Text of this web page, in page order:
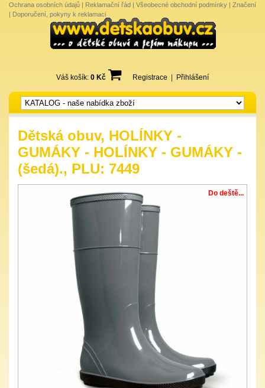
Ochrana osobních údajů | Reklamační řád | Všeobecné obchodní podmínky | Značení
| Doporučení, pokyny k reklamaci
Váš košík: 0 Kč Registrace Přihlášení
Dětská obuv, HOLÍNKY -
GUMÁKY - HOLÍNKY - GUMÁKY -
(šedá)., PLU: 7449
Do deště...